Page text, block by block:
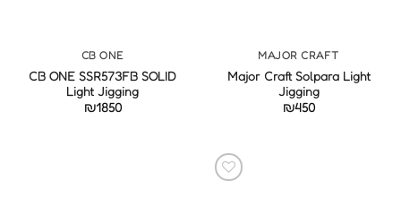
MAJOR CRAFT
Major Craft Solpara Light
Jigging
₪450
CB ONE
CB ONE SSR573FB SOLID
Light Jigging
₪1850